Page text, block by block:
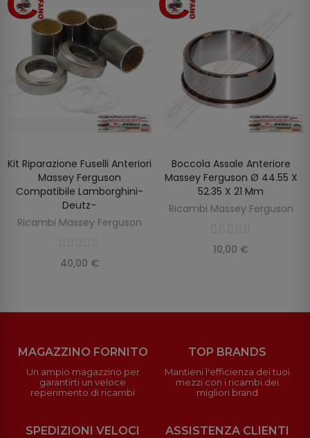
AGGIUNGI AL CARRELLO
Kit Riparazione Fuselli Anteriori
Massey Ferguson
Compatibile Lamborghini-
Deutz-
Ricambi Massey Ferguson
40,00 €
AGGIUNGI AL CARRELLO
Boccola Assale Anteriore
Massey Ferguson Ø 44.55 X
52.35 X 21 Mm
Ricambi Massey Ferguson
10,00 €
MAGAZZINO FORNITO
Un ampio magazzino per
garantirti un veloce
reperimento di ricambi
TOP BRANDS
Mantieni l'efficienza dei tuoi
mezzi con i ricambi dei
migliori brand
SPEDIZIONI VELOCI ASSISTENZA CLIENTI